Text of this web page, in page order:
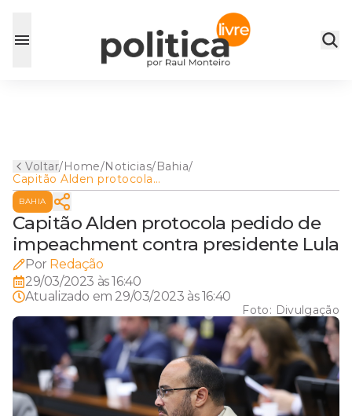
Voltar/Home/Noticias/Bahia/
Capitão Alden protocola
pedido de impeachment
contra presidente Lula
BAHIA
Capitão Alden protocola pedido de
impeachment contra presidente Lula
Por Redação
29/03/2023 às 16:40
Atualizado em 29/03/2023 às 16:40
Foto: Divulgação